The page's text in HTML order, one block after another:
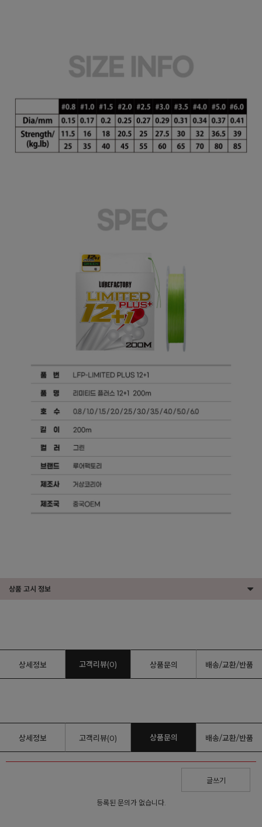
상품 고시 정보
상세정보 고객리뷰(0) 상품문의 배송/교환/반품
상세정보 고객리뷰(0) 상품문의 배송/교환/반품
글쓰기
등록된 문의가 없습니다.